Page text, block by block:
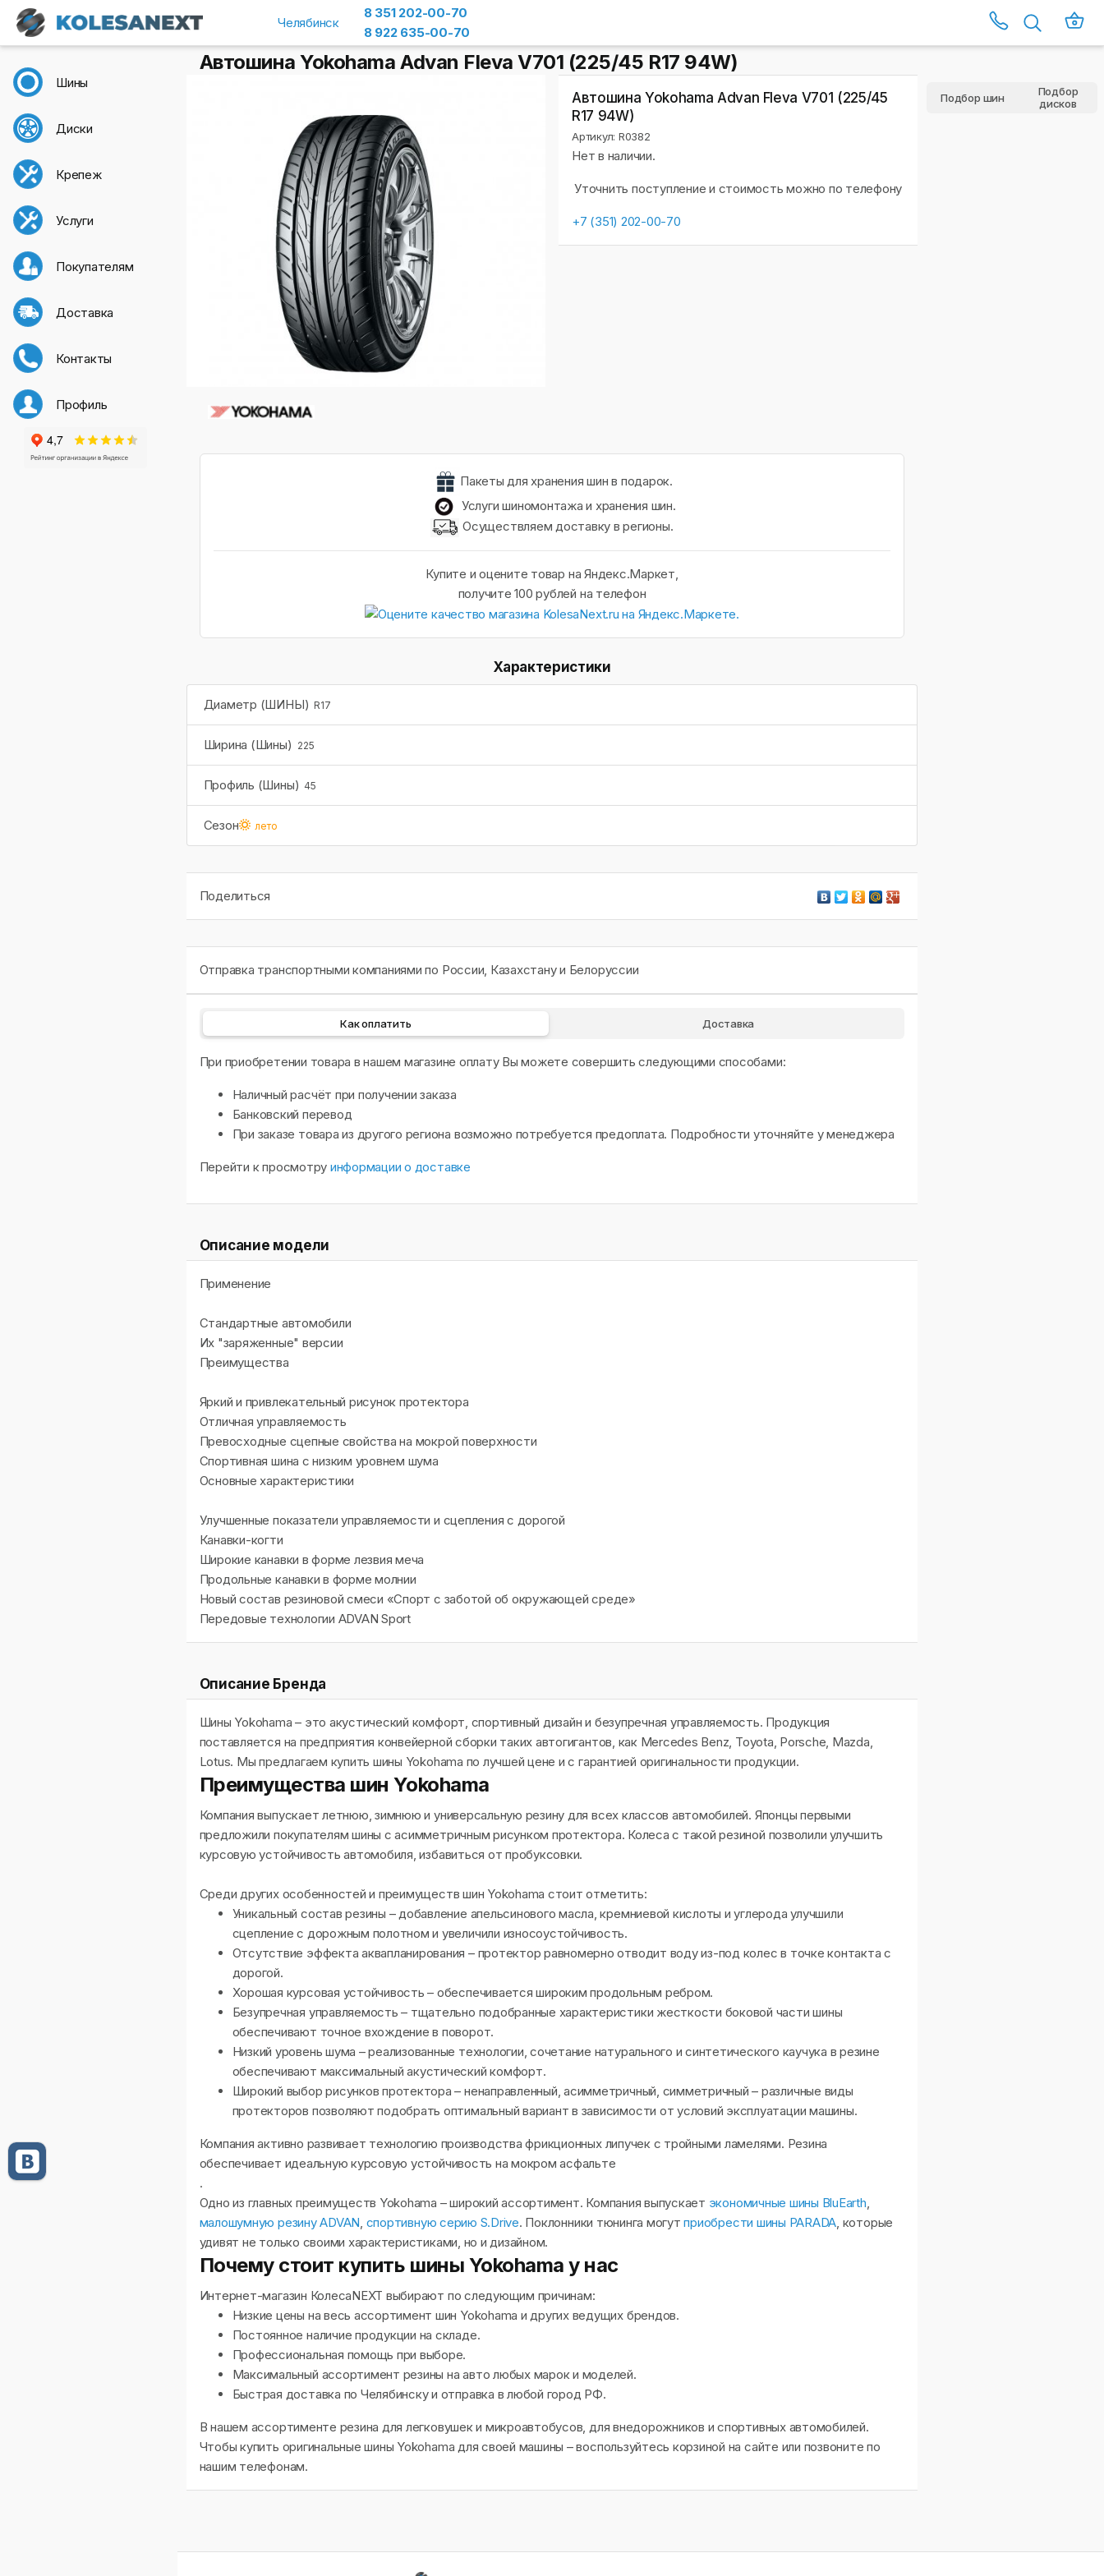
Челябинск
8 351 202-00-70
8 922 635-00-70
Шины
Диски
Крепеж
Услуги
Покупателям
Доставка
Контакты
Профиль
Автошина Yokohama Advan Fleva V701 (225/45 R17 94W)
Автошина Yokohama Advan Fleva V701 (225/45
R17 94W)
Артикул: R0382
Нет в наличии.
Уточнить поступление и стоимость можно по телефону
+7 (351) 202-00-70
Пакеты для хранения шин в подарок.
Услуги шиномонтажа и хранения шин.
Осуществляем доставку в регионы.
Купите и оцените товар на Яндекс.Маркет,
получите 100 рублей на телефон
Характеристики
Диаметр (ШИНЫ) R17
Ширина (Шины) 225
Профиль (Шины) 45
Сезон лето
Поделиться
Отправка транспортными компаниями по России, Казахстану и Белоруссии
Как оплатить Доставка
При приобретении товара в нашем магазине оплату Вы можете совершить следующими способами:
Наличный расчёт при получении заказа
Банковский перевод
При заказе товара из другого региона возможно потребуется предоплата. Подробности уточняйте у менеджера
Перейти к просмотру информации о доставке
Описание модели
Применение
Стандартные автомобили
Их "заряженные" версии
Преимущества
Яркий и привлекательный рисунок протектора
Отличная управляемость
Превосходные сцепные свойства на мокрой поверхности
Спортивная шина с низким уровнем шума
Основные характеристики
Улучшенные показатели управляемости и сцепления с дорогой
Канавки-когти
Широкие канавки в форме лезвия меча
Продольные канавки в форме молнии
Новый состав резиновой смеси «Спорт с заботой об окружающей среде»
Передовые технологии ADVAN Sport
Описание Бренда
Шины Yokohama – это акустический комфорт, спортивный дизайн и безупречная управляемость. Продукция
поставляется на предприятия конвейерной сборки таких автогигантов, как Mercedes Benz, Toyota, Porsche, Mazda,
Lotus. Мы предлагаем купить шины Yokohama по лучшей цене и с гарантией оригинальности продукции.
Преимущества шин Yokohama
Компания выпускает летнюю, зимнюю и универсальную резину для всех классов автомобилей. Японцы первыми
предложили покупателям шины с асимметричным рисунком протектора. Колеса с такой резиной позволили улучшить
курсовую устойчивость автомобиля, избавиться от пробуксовки.
Среди других особенностей и преимуществ шин Yokohama стоит отметить:
Уникальный состав резины – добавление апельсинового масла, кремниевой кислоты и углерода улучшили
сцепление с дорожным полотном и увеличили износоустойчивость.
Отсутствие эффекта аквапланирования – протектор равномерно отводит воду из-под колес в точке контакта с
дорогой.
Хорошая курсовая устойчивость – обеспечивается широким продольным ребром.
Безупречная управляемость – тщательно подобранные характеристики жесткости боковой части шины
обеспечивают точное вхождение в поворот.
Низкий уровень шума – реализованные технологии, сочетание натурального и синтетического каучука в резине
обеспечивают максимальный акустический комфорт.
Широкий выбор рисунков протектора – ненаправленный, асимметричный, симметричный – различные виды
протекторов позволяют подобрать оптимальный вариант в зависимости от условий эксплуатации машины.
Компания активно развивает технологию производства фрикционных липучек с тройными ламелями. Резина
обеспечивает идеальную курсовую устойчивость на мокром асфальте
.
Одно из главных преимуществ Yokohama – широкий ассортимент. Компания выпускает экономичные шины BluEarth,
малошумную резину ADVAN, спортивную серию S.Drive. Поклонники тюнинга могутприобрести шины PARADA, которые
удивят не только своими характеристиками, но и дизайном.
Почему стоит купить шины Yokohama у нас
Интернет-магазин КолесаNEXT выбирают по следующим причинам:
Низкие цены на весь ассортимент шин Yokohama и других ведущих брендов.
Постоянное наличие продукции на складе.
Профессиональная помощь при выборе.
Максимальный ассортимент резины на авто любых марок и моделей.
Быстрая доставка по Челябинску и отправка в любой город РФ.
В нашем ассортименте резина для легковушек и микроавтобусов, для внедорожников и спортивных автомобилей.
Чтобы купить оригинальные шины Yokohama для своей машины – воспользуйтесь корзиной на сайте или позвоните по
нашим телефонам.
Подбор шин
Подбор
дисков